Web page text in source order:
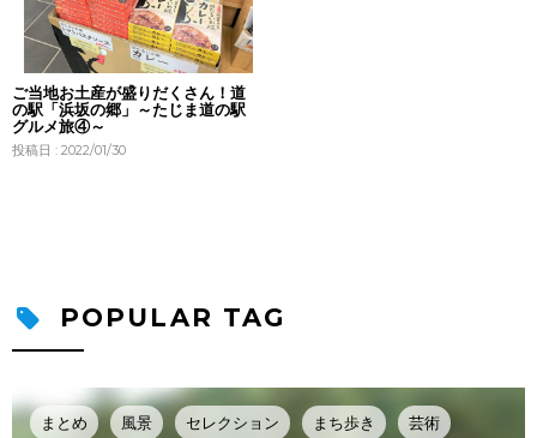
ご当地お土産が盛りだくさん！道
の駅「浜坂の郷」～たじま道の駅
グルメ旅④～
投稿日 : 2022/01/30
POPULAR TAG
まとめ 風景 セレクション まち歩き 芸術